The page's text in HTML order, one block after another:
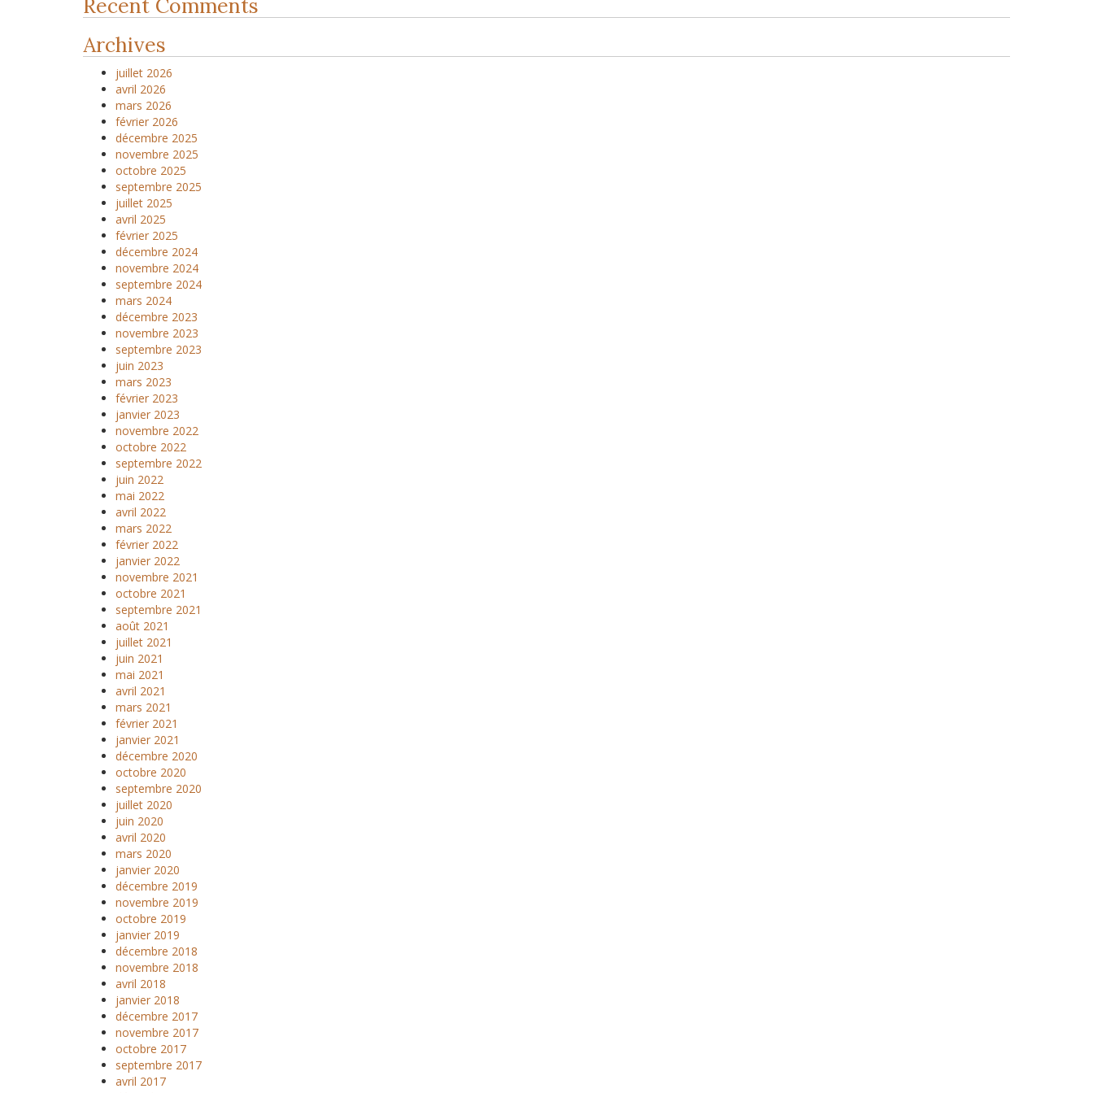
Recent Comments
Archives
juillet 2026
avril 2026
mars 2026
février 2026
décembre 2025
novembre 2025
octobre 2025
septembre 2025
juillet 2025
avril 2025
février 2025
décembre 2024
novembre 2024
septembre 2024
mars 2024
décembre 2023
novembre 2023
septembre 2023
juin 2023
mars 2023
février 2023
janvier 2023
novembre 2022
octobre 2022
septembre 2022
juin 2022
mai 2022
avril 2022
mars 2022
février 2022
janvier 2022
novembre 2021
octobre 2021
septembre 2021
août 2021
juillet 2021
juin 2021
mai 2021
avril 2021
mars 2021
février 2021
janvier 2021
décembre 2020
octobre 2020
septembre 2020
juillet 2020
juin 2020
avril 2020
mars 2020
janvier 2020
décembre 2019
novembre 2019
octobre 2019
janvier 2019
décembre 2018
novembre 2018
avril 2018
janvier 2018
décembre 2017
novembre 2017
octobre 2017
septembre 2017
avril 2017